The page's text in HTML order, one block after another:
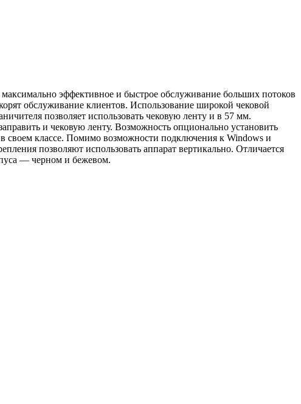
эффективное и быстрое обслуживание больших потоков
обслуживание клиентов. Использование широкой чековой
позволяет использовать чековую ленту и в 57 мм.
и чековую ленту. Возможность опционально установить
своем классе. Помимо возможности подключения к Windows и
позволяют использовать аппарат вертикально. Отличается
— черном и бежевом.